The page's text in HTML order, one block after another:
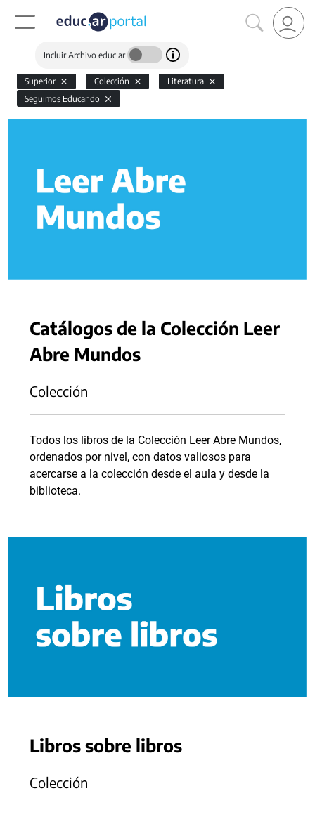
Incluir Archivo educ.ar
Superior Colección
Literatura
Seguimos Educando
Catálogos de la Colección Leer
Abre Mundos
Colección
Todos los libros de la Colección Leer Abre Mundos,
ordenados por nivel, con datos valiosos para
acercarse a la colección desde el aula y desde la
biblioteca.
Libros sobre libros
Colección